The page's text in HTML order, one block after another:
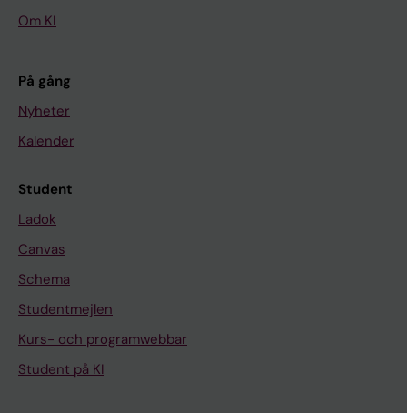
Om KI
På gång
Nyheter
Kalender
Student
Ladok
Canvas
Schema
Studentmejlen
Kurs- och programwebbar
Student på KI